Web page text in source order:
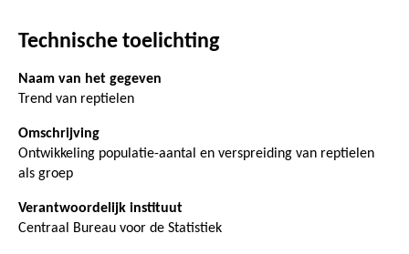
Technische toelichting
Naam van het gegeven
Trend van reptielen
Omschrijving
Ontwikkeling populatie-aantal en verspreiding van reptielen
als groep
Verantwoordelijk instituut
Centraal Bureau voor de Statistiek